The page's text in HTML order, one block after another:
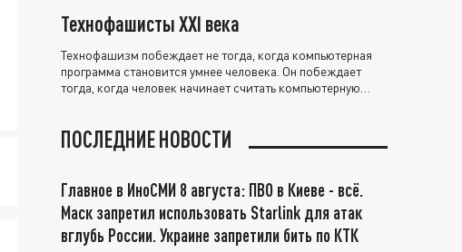
Технофашисты XXI века
Технофашизм побеждает не тогда, когда компьютерная
программа становится умнее человека. Он побеждает
тогда, когда человек начинает считать компьютерную
ПОСЛЕДНИЕ НОВОСТИ
Главное в ИноСМИ 8 августа: ПВО в Киеве - всё.
Маск запретил использовать Starlink для атак
вглубь России. Украине запретили бить по КТК